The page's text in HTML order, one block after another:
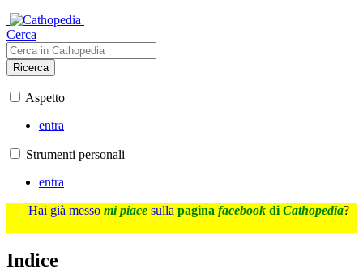
Cerca
Ricerca
Aspetto
entra
Strumenti personali
entra
Hai già messo mi piace sulla pagina facebook di Cathopedia?
Indice